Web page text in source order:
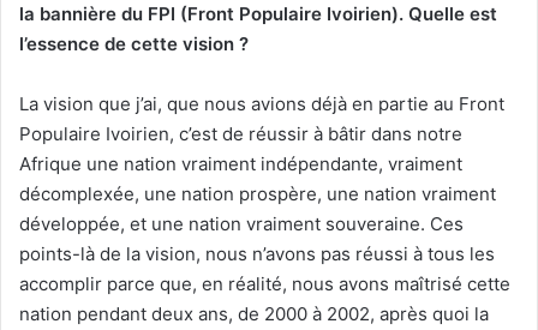
la bannière du FPI (Front Populaire Ivoirien). Quelle est
l’essence de cette vision ?
La vision que j’ai, que nous avions déjà en partie au Front
Populaire Ivoirien, c’est de réussir à bâtir dans notre
Afrique une nation vraiment indépendante, vraiment
décomplexée, une nation prospère, une nation vraiment
développée, et une nation vraiment souveraine. Ces
points-là de la vision, nous n’avons pas réussi à tous les
accomplir parce que, en réalité, nous avons maîtrisé cette
nation pendant deux ans, de 2000 à 2002, après quoi la